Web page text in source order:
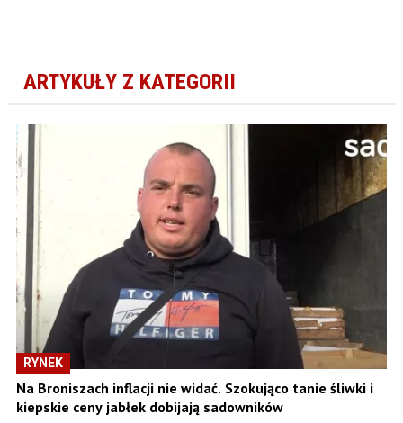
ARTYKUŁY Z KATEGORII
RYNEK
Na Broniszach inflacji nie widać. Szokująco tanie śliwki i
kiepskie ceny jabłek dobijają sadowników